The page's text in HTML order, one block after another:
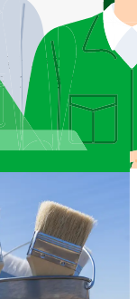
集中です。
でも、お気軽にご